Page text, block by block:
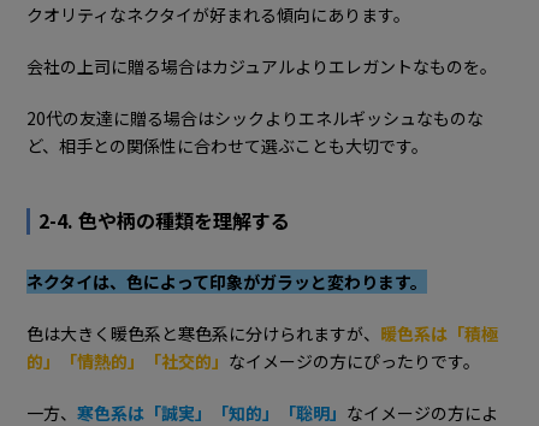
クオリティなネクタイが好まれる傾向にあります。
会社の上司に贈る場合はカジュアルよりエレガントなものを。
20代の友達に贈る場合はシックよりエネルギッシュなものな
ど、相手との関係性に合わせて選ぶことも大切です。
2-4. 色や柄の種類を理解する
ネクタイは、色によって印象がガラッと変わります。
色は大きく暖色系と寒色系に分けられますが、 暖色系は「積極
的」「情熱的」「社交的」 なイメージの方にぴったりです。
一方、寒色系は「誠実」「知的」「聡明」 なイメージの方によ